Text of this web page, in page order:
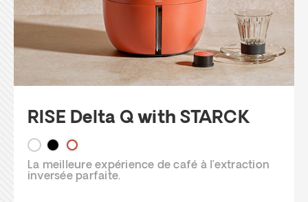
RISE Delta Q with STARCK
La meilleure expérience de café à l’extraction
inversée parfaite.